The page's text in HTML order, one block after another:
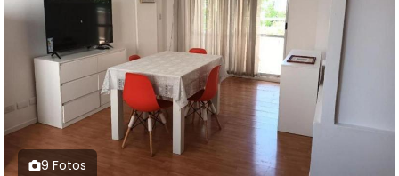
9 Fotos